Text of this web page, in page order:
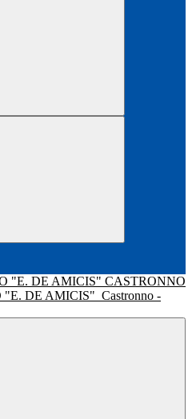
"E. DE AMICIS" Castronno -